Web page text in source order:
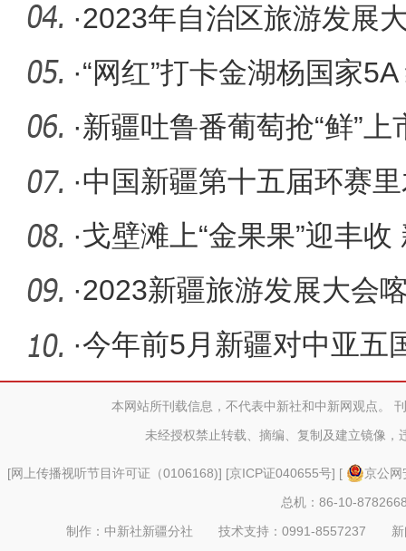
摊”
·2023年自治区旅游发展
方”旅
·“网红”打卡金湖杨国家
·新疆吐鲁番葡萄抢“鲜”
人
·中国新疆第十五届环赛
圆满落幕
·戈壁滩上“金果果”迎丰
产业助
·2023新疆旅游发展大会
举办
·今年前5月新疆对中亚五
长99.9%
本网站所刊载信息，不代表中新社和中新网观点。
未经授权禁止转载、摘编、复制及建立镜像，
[网上传播视听节目许可证（0106168)] [京ICP证040655号] [
京公
总机：86-10-
制作：中新社新疆分社 技术支持：0991-8557237